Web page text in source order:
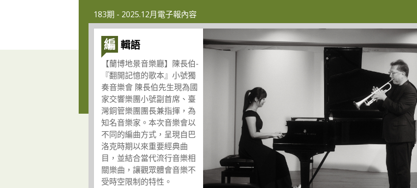
183期 - 2025.12月電子報內容
編 輯語
【蘭博地景音樂廳】陳長伯-
『翻開記憶的歌本』小號獨
奏音樂會 陳長伯先生現為國
家交響樂團小號副首席、臺
灣銅管樂團團長兼指揮，為
知名音樂家。本次音樂會以
不同的編曲方式，呈現自巴
洛克時期以來重要經典曲
目，並結合當代流行音樂相
關樂曲，讓觀眾體會音樂不
受時空限制的特性。